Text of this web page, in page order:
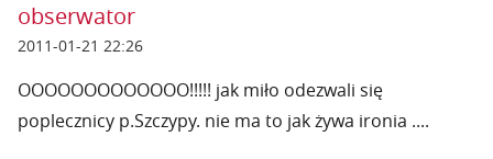
obserwator
2011-01-21 22:26
OOOOOOOOOOOOO!!!!! jak miło odezwali się
poplecznicy p.Szczypy. nie ma to jak żywa ironia ....